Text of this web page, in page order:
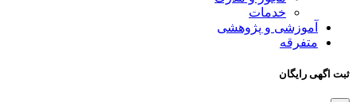
خدمات
آموزشی و پژوهشی
متفرقه
ثبت اگهی رایگان